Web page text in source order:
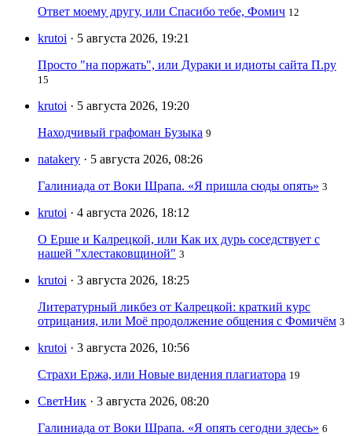
Ответ моему другу, или Спасибо тебе, Фомич 12
krutoi · 5 августа 2026, 19:21
Просто "на поржать", или Дураки и идиоты сайта П.ру
15
krutoi · 5 августа 2026, 19:20
Находчивый графоман Бузыка 9
natakery · 5 августа 2026, 08:26
Галиниада от Воки Шрапа. «Я пришла сюды опять» 3
krutoi · 4 августа 2026, 18:12
О Ерше и Калрецкой, или Как их дурь соседствует с
нашей "хлестаковщиной" 3
krutoi · 3 августа 2026, 18:25
Литературный ликбез от Калрецкой: краткий курс
отрицания, или Моё продолжение общения с Фомичём 3
krutoi · 3 августа 2026, 10:56
Страхи Ержа, или Новые видения плагиатора 19
СветНик · 3 августа 2026, 08:20
Галиниада от Воки Шрапа. «Я опять сегодни здесь» 6